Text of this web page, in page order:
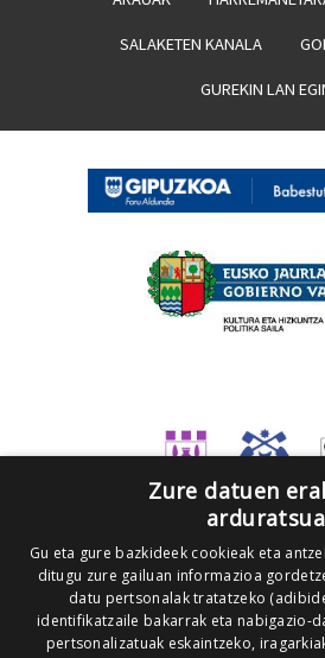
SALAKETEN KANALA
GUREKIN LAN
Zure datuen
arduratsua
Gu eta gure bazkideek cookieak eta
ditugu zure gailuan informazioa
datu pertsonalak tratatzeko
identifikatzaile bakarrak eta nabigazio-
pertsonalizatuak eskaintzeko,